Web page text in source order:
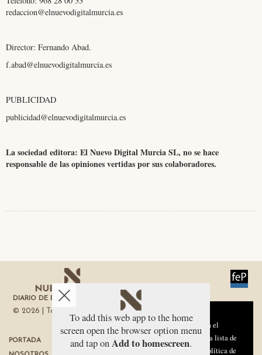
redaccion@elnuevodigitalmurcia.es
Director: Fernando Abad.
f.abad@elnuevodigitalmurcia.es
PUBLICIDAD
publicidad@elnuevodigitalmurcia.es
La sociedad editora: El Nuevo Digital Murcia SL, no se hace
responsable de las opiniones vertidas por sus colaboradores.
DIARIO DE ECONOMÍA DE LA REGIÓN DE MURCIA
© 2026 | Todos los derechos reservados
PORTADA
TÉRMINOS DE USO
To add this web app to the home
screen open the browser option menu
and tap onAdd to homescreen.
Aviso sobre el Uso de cookies:
Utilizamos cookies nuestras y de terceros para el
funcionamiento del digital. Puedes consultar la lista de
cookies y como desconectarlas.Ver nuestra Política de